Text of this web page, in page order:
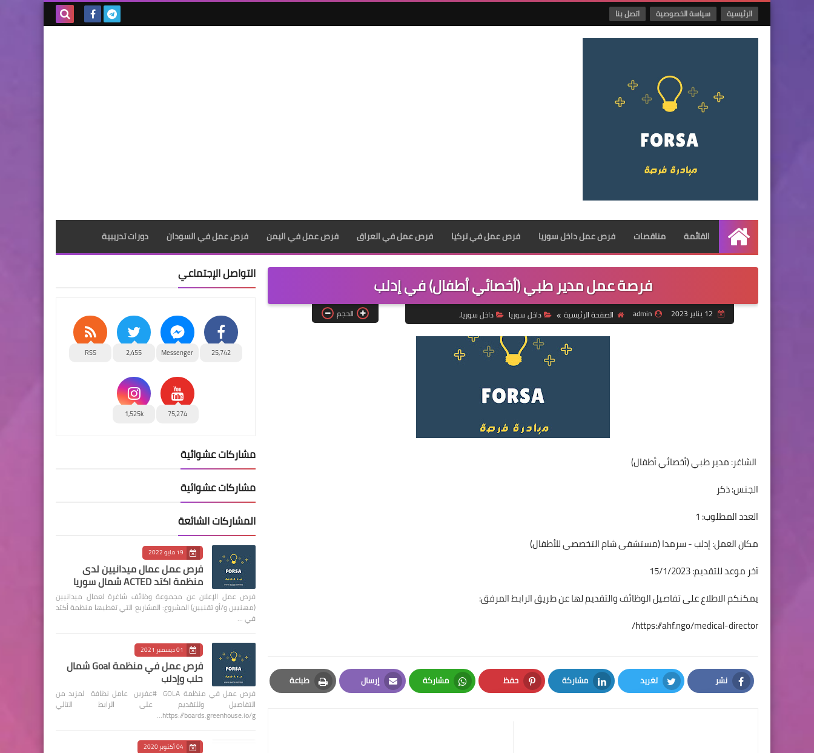
الرئيسية سياسة الخصوصية اتصل بنا
الرئيسية
القائمة مناقصات فرص عمل داخل سوريا فرص عمل في تركيا فرص عمل في العراق فرص عمل في اليمن فرص عمل في السودان دورات تدريبية
فرصة عمل مدير طبي (أخصائي أطفال) في إدلب
admin الصفحة الرئيسية داخل سوريا داخل سوريا، الحجم
الشاغر: مدير طبي (أخصائي أطفال)
الجنس: ذكر
العدد المطلوب: 1
مكان العمل: إدلب - سرمدا (مستشفى شام التخصصي للأطفال)
آخر موعد للتقديم: 15/1/2023
يمكنكم الاطلاع على تفاصيل الوظائف والتقديم لها عن طريق الرابط المرفق:
https://ahf.ngo/medical-director/
نشر
Facebook
تغريد
Twitter
مشاركة
LinkedIn
حفظ
Pinterest
مشاركة
Whatsapp
إرسال
Email
طباعة
Print
التواصل الإجتماعي
25,742
Messenger
2,455
RSS
75,274
1,525k
مشاركات عشوائية
مشاركات عشوائية
المشاركات الشائعة
19 مايو 2022
فرص عمل عمال ميدانيين لدى
منظمة اكتد ACTED شمال سوريا
فرص عمل الإعلان عن مجموعة وظائف شاغرة لعمال ميدانيين
(مهنيين و/أو تقنيين) المشروع: المشاريع التي تغطيها منظمة أكتد
في …
01 ديسمبر 2021
فرص عمل في منظمة Goal شمال
حلب وإدلب
فرص عمل في منظمة GOLA #عفرين عامل نظافة لمزيد من
التفاصيل وللتقديم على الرابط التالي
https://boards.greenhouse.io/g…
04 أكتوبر 2020